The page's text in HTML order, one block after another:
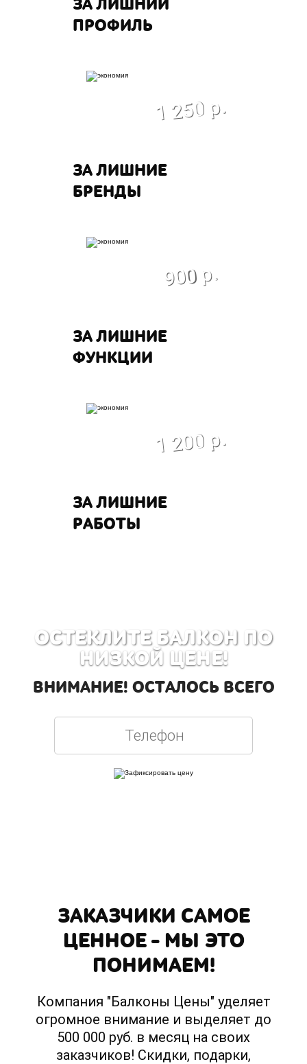
ЗА ЛИШНИЙ
ПРОФИЛЬ
1 250 р.
ЗА ЛИШНИЕ
БРЕНДЫ
900 р.
ЗА ЛИШНИЕ
ФУНКЦИИ
1 200 р.
ЗА ЛИШНИЕ
РАБОТЫ
ОСТЕКЛИТЕ БАЛКОН ПО
НИЗКОЙ ЦЕНЕ!
ВНИМАНИЕ! ОСТАЛОСЬ ВСЕГО
ЗАКАЗЧИКИ САМОЕ
ЦЕННОЕ – МЫ ЭТО
ПОНИМАЕМ!
Компания "Балконы Цены" уделяет
огромное внимание и выделяет до
500 000 руб. в месяц на своих
заказчиков! Скидки, подарки,